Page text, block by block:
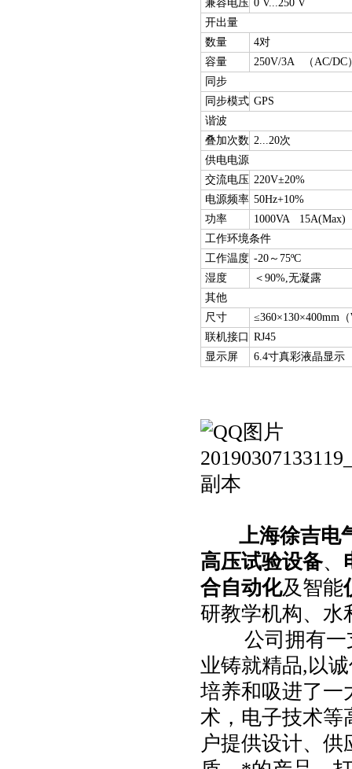
兼容电压 0 V...250 V
开出量
数量
4对
容量
250V/3A （AC/DC
同步
同步模式 GPS
谐波
叠加次数 2...20次
供电电源
交流电压 220V±20%
电源频率 50Hz+10%
功率
1000VA 15A(Max)
工作环境条件
工作温度 -20～75ºC
湿度
＜90%,无凝露
其他
尺寸
≤360×130×400mm
联机接口 RJ45
显示屏
6.4寸真彩液晶显示
上海徐吉电
高压试验设备、
合自动化及智能
研教学机构、水
公司拥有一支
业铸就精品,以
培养和吸进了一
术，电子技术等
户提供设计、